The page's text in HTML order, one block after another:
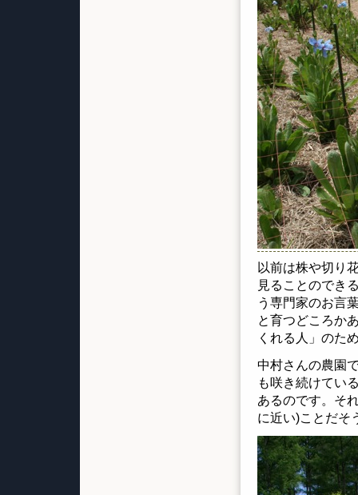
以前は株や切り
見ることのでき
う専門家のお言
と育つどころか
くれる人」のた
中村さんの農園
も咲き続けてい
あるのです。そ
に近い)ことだそ